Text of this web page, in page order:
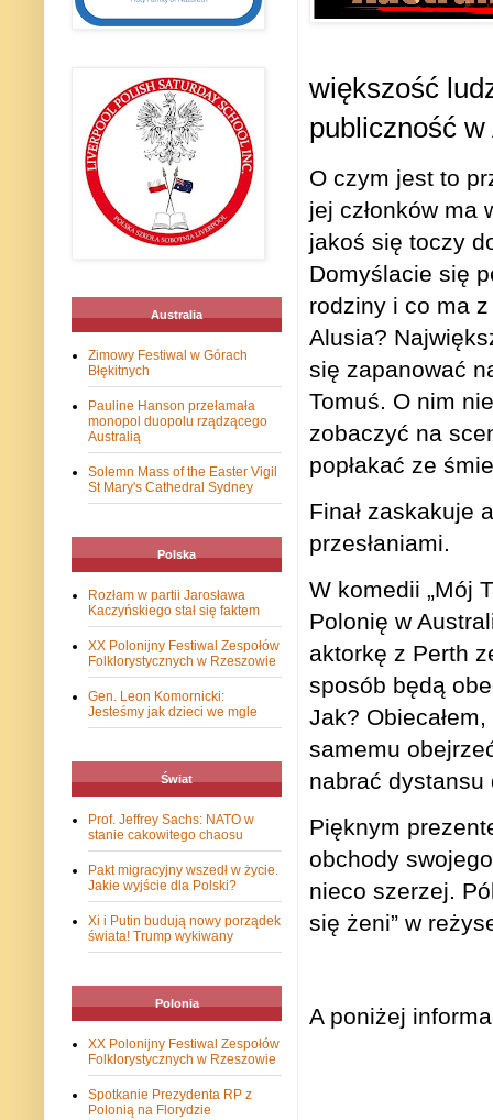
większość
publiczność
O czym jest to
jej członków ma
jakoś się toczy
Domyślacie się
rodziny i co ma
Alusia?
się zapanować
Tomuś. O nim
zobaczyć na
popłakać ze
Finał zaskakuje
przesłaniami.
W komedii „Mój
Polonię w
aktorkę z Perth
sposób będą
Jak?
samemu
nabrać
Pięknym
obchody
nieco szerzej.
się żeni” w
A poniżej
Australia
Zimowy Festiwal w Górach
Błękitnych
Pauline Hanson przełamała
monopol duopolu rządzącego
Australią
Solemn Mass of the Easter Vigil
St Mary's Cathedral Sydney
Polska
Rozłam w partii Jarosława
Kaczyńskiego stał się faktem
XX Polonijny Festiwal Zespołów
Folklorystycznych w Rzeszowie
Gen. Leon Komornicki:
Jesteśmy jak dzieci we mgle
Świat
Prof. Jeffrey Sachs: NATO w
stanie cakowitego chaosu
Pakt migracyjny wszedł w życie.
Jakie wyjście dla Polski?
Xi i Putin budują nowy porządek
świata! Trump wykiwany
Polonia
XX Polonijny Festiwal Zespołów
Folklorystycznych w Rzeszowie
Spotkanie Prezydenta RP z
Polonią na Florydzie